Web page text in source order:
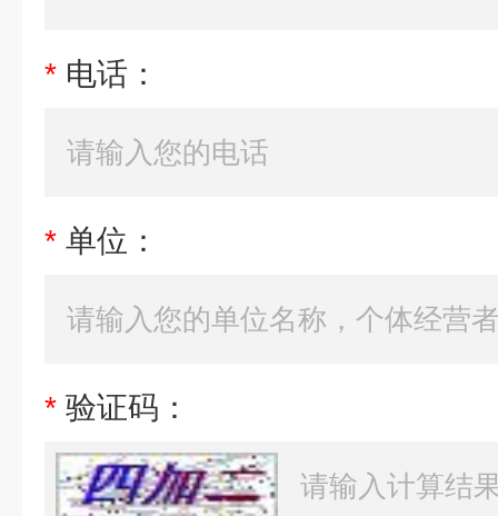
* 电话：
* 单位：
* 验证码：